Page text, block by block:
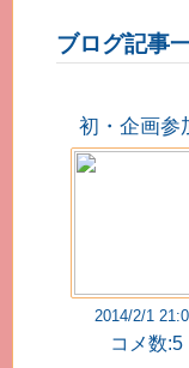
ブログ記事
初・企画参
2014/2/1
コメ数:5